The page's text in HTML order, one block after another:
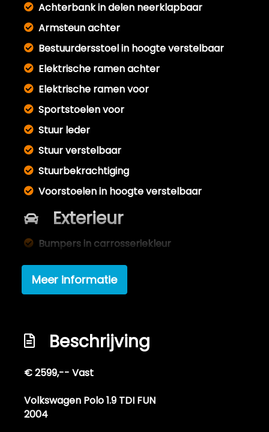
Achterbank in delen neerklapbaar
Armsteun achter
Bestuurdersstoel in hoogte verstelbaar
Elektrische ramen achter
Elektrische ramen voor
Sportstoelen voor
Stuur leder
Stuur verstelbaar
Stuurbekrachtiging
Voorstoelen in hoogte verstelbaar
Exterieur
Bumpers in carrosseriekleur
Centrale vergrendeling
Elektrisch glazen schuif-/kanteldak
Overige
Anti blokkeer systeem
Bestuurdersairbag
Passagiersairbag
Meer informatie
Beschrijving
€ 2599,-- Vast
Volkswagen Polo 1.9 TDI FUN
2004